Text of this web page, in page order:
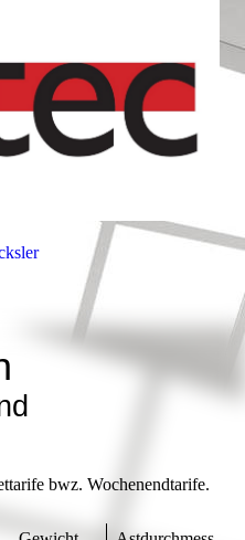
bwz. Wochenendtarife.